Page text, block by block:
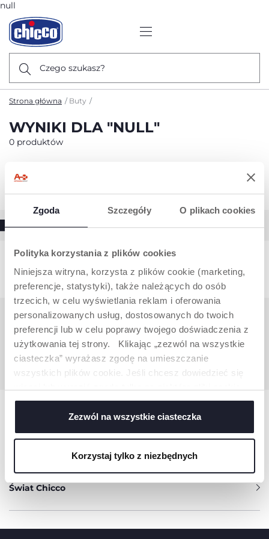
Zgoda Szczegóły O plikach cookies
Polityka korzystania z plików cookies
Niniejsza witryna, korzysta z plików cookie (marketing,
preferencje, statystyki), także należących do osób
trzecich, w celu wyświetlania reklam i oferowania
personalizowanych usług, dostosowanych do twoich
preferencji lub w celu poprawy twojego doświadczenia z
użytkowania tej strony. Klikając „zezwól na wszystkie
ciasteczka” wyrażasz zgodę na umieszczanie
wszystkich plików cookie. Jeśli chcesz dowiedzieć się
kliknij „Ustawienia”. Zamykając ten baner, wyrażasz
zgodę na używanie wyłącznie technicznych plików
cookie, które są niezbędne dla żądanej usługi.
Zezwól na wszystkie ciasteczka
Korzystaj tylko z niezbędnych
null
Czego szukasz?
Strona główna Buty
WYNIKI DLA "NULL"
0 produktów
POTRZEBUJESZ INFORMACJI?
Obsługa klienta Artsana Poland Sp.z o. o.
E-mail: info.PL@artsana.com
Świat Chicco